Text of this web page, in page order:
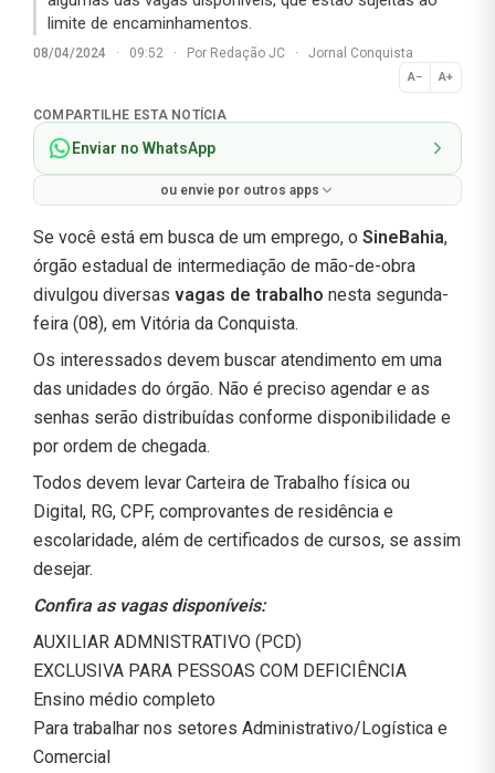
limite de encaminhamentos.
08/04/2024 · 09:52 · Por Redação JC · Jornal Conquista
A− A+
Normal
COMPARTILHE ESTA NOTÍCIA
Enviar no WhatsApp
ou envie por outros apps
Se você está em busca de um emprego, o SineBahia,
órgão estadual de intermediação de mão-de-obra
divulgou diversas vagas de trabalho nesta segunda-
feira (08), em Vitória da Conquista.
Os interessados devem buscar atendimento em uma
das unidades do órgão. Não é preciso agendar e as
senhas serão distribuídas conforme disponibilidade e
por ordem de chegada.
Todos devem levar Carteira de Trabalho física ou
Digital, RG, CPF, comprovantes de residência e
escolaridade, além de certificados de cursos, se assim
desejar.
Confira as vagas disponíveis:
AUXILIAR ADMNISTRATIVO (PCD)
EXCLUSIVA PARA PESSOAS COM DEFICIÊNCIA
Ensino médio completo
Para trabalhar nos setores Administrativo/Logística e
Comercial